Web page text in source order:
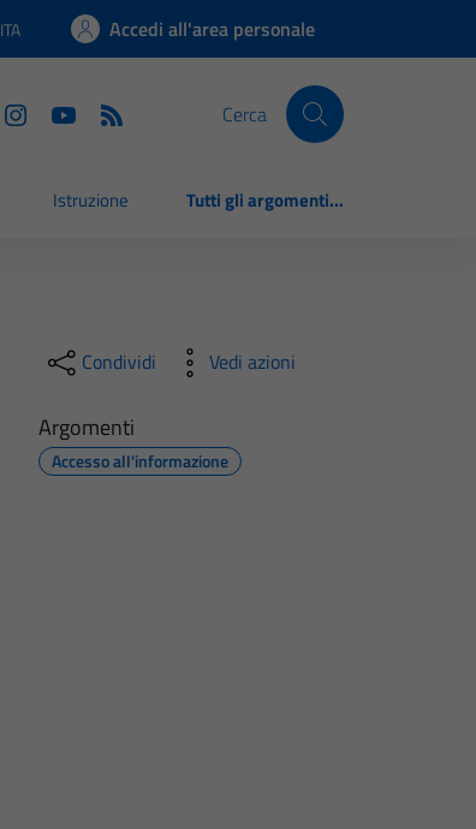
Lingua attiva:
ITA Accedi all'area personale
Cerca
Istruzione Tutti gli argomenti...
Condividi Vedi azioni
Argomenti
Accesso all'informazione